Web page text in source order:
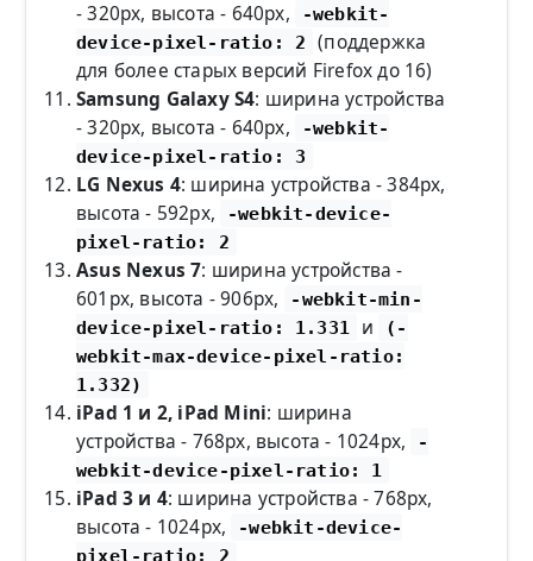
- 320px, высота - 640px,
-webkit-
device-pixel-ratio: 2
(поддержка
для более старых версий Firefox до 16)
Samsung Galaxy S4: ширина устройства
- 320px, высота - 640px,
-webkit-
device-pixel-ratio: 3
LG Nexus 4: ширина устройства - 384px,
высота - 592px,
-webkit-device-
pixel-ratio: 2
Asus Nexus 7: ширина устройства -
601px, высота - 906px,
-webkit-min-
device-pixel-ratio: 1.331
и
(-
webkit-max-device-pixel-ratio:
1.332)
iPad 1 и 2, iPad Mini: ширина
устройства - 768px, высота - 1024px,
-
webkit-device-pixel-ratio: 1
iPad 3 и 4: ширина устройства - 768px,
высота - 1024px,
-webkit-device-
pixel-ratio: 2